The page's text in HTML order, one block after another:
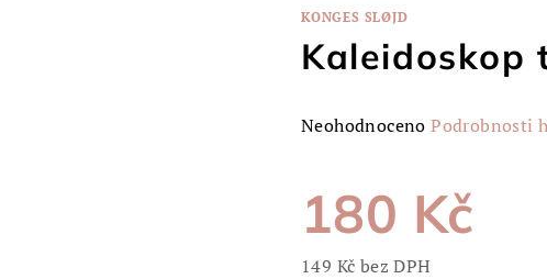
KONGES SLØJD
Kaleidoskop
Průměrné
je
0,0
z
Neohodnoceno Podrobnosti
180 Kč
149 Kč bez DPH